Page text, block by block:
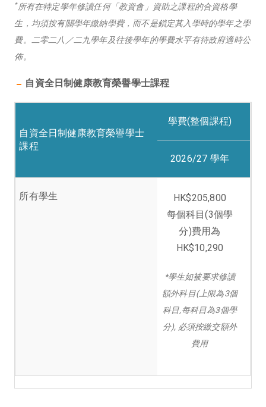
*所有在特定學年修讀任何「教資會」資助之課程的合資格學
生，均須按有關學年繳納學費，而不是鎖定其入學時的學年之學
費。二零二八／二九學年及往後學年的學費水平有待政府適時公
佈。
自資全日制健康教育榮譽學士課程
自資全日制健康教育榮譽學士
課程
學費(整個課程)
2026/27 學年
所有學生
HK$205,800
每個科目(3個學
分)費用為
HK$10,290
*學生如被要求修讀
額外科目(上限為3個
科目,每科目為3個學
分), 必須按繳交額外
費用